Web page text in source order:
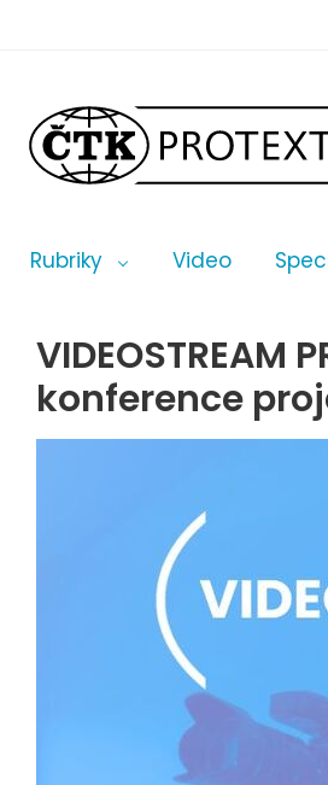
Rubriky Video
VIDEOSTREAM
konference